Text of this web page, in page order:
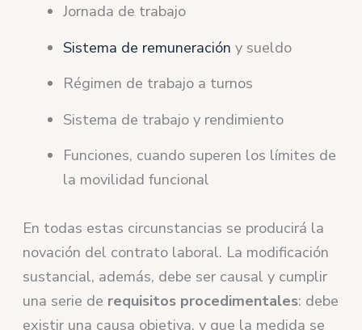
Jornada de trabajo
Sistema de remuneración y sueldo
Régimen de trabajo a turnos
Sistema de trabajo y rendimiento
Funciones, cuando superen los límites de
la movilidad funcional
En todas estas circunstancias se producirá la
novación del contrato laboral. La modificación
sustancial, además, debe ser causal y cumplir
una serie de requisitos procedimentales: debe
existir una causa objetiva, y que la medida se